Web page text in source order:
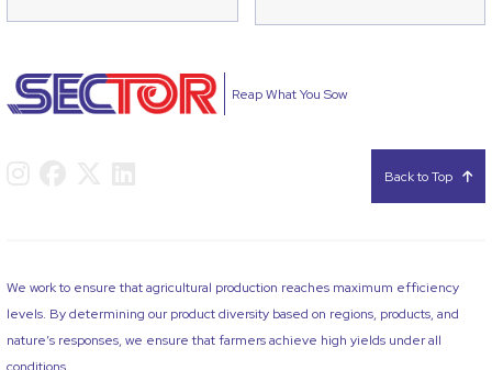
Reap What You Sow
Back to Top
We work to ensure that agricultural production reaches maximum efficiency
levels. By determining our product diversity based on regions, products, and
nature’s responses, we ensure that farmers achieve high yields under all
conditions.